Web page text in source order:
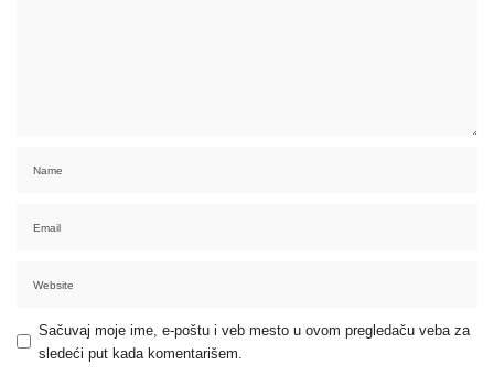
Sačuvaj moje ime, e-poštu i veb mesto u ovom pregledaču veba za
sledeći put kada komentarišem.